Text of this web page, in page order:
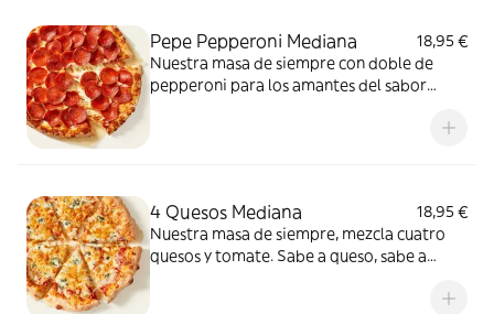
Pepe Pepperoni Mediana
18,95 €
Nuestra masa de siempre con doble de
pepperoni para los amantes del sabor
4 Quesos Mediana
18,95 €
Nuestra masa de siempre, mezcla cuatro
quesos y tomate. Sabe a queso, sabe a